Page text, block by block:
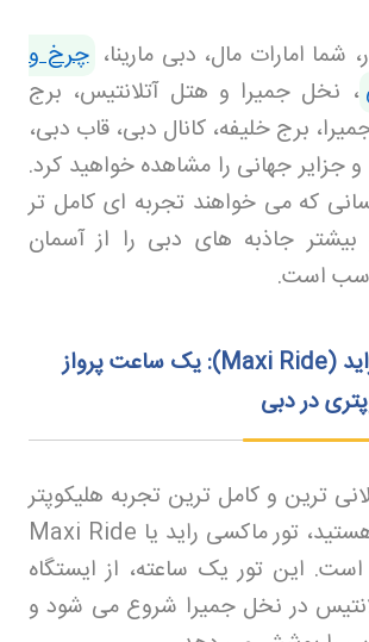
شما امارات مال، دبی مارینا، چرخ و
، نخل جمیرا و هتل آتلانتیس، برج
برج خلیفه، کانال دبی، قاب دبی،
و جزایر جهانی را مشاهده خواهید کرد.
که می‌ خواهند تجربه‌ ای کامل‌ تر
بیشتر جاذبه‌ های دبی را از آسمان
است.
(Maxi Ride):
یک ساعت پرواز
در دبی
ترین و کامل‌ ترین تجربه هلیکوپتر
تور ماکسی راید یا
است. این تور یک ساعته، از ایستگاه
در نخل جمیرا شروع می‌ شود و